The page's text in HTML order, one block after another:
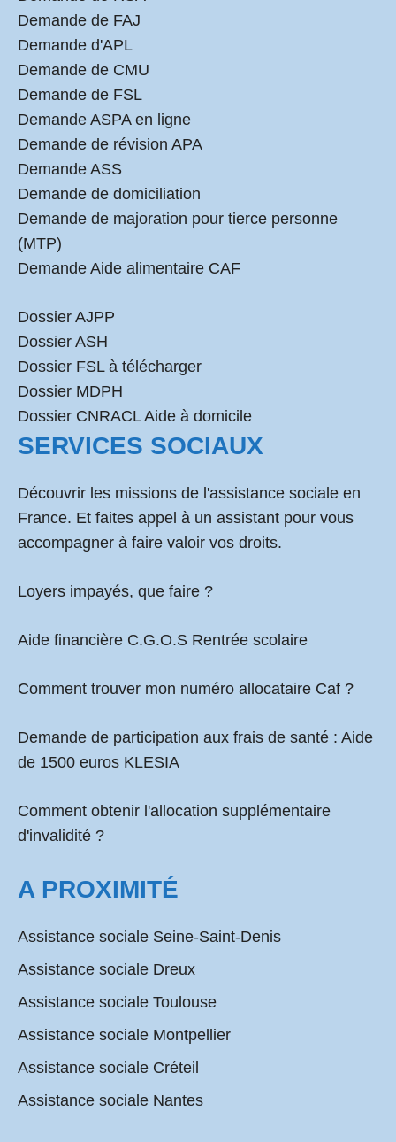
Demande de FAJ
Demande d'APL
Demande de CMU
Demande de FSL
Demande ASPA en ligne
Demande de révision APA
Demande ASS
Demande de domiciliation
Demande de majoration pour tierce personne
(MTP)
Demande Aide alimentaire CAF
Dossier AJPP
Dossier ASH
Dossier FSL à télécharger
Dossier MDPH
Dossier CNRACL Aide à domicile
SERVICES SOCIAUX
Découvrir les missions de l'assistance sociale en
France. Et faites appel à un assistant pour vous
accompagner à faire valoir vos droits.
Loyers impayés, que faire ?
Aide financière C.G.O.S Rentrée scolaire
Comment trouver mon numéro allocataire Caf ?
Demande de participation aux frais de santé : Aide
de 1500 euros KLESIA
Comment obtenir l'allocation supplémentaire
d'invalidité ?
A PROXIMITÉ
Assistance sociale Seine-Saint-Denis
Assistance sociale Dreux
Assistance sociale Toulouse
Assistance sociale Montpellier
Assistance sociale Créteil
Assistance sociale Nantes